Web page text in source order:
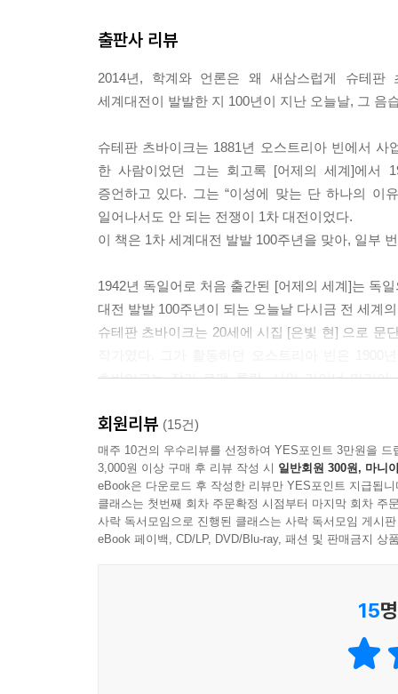
출판사 리뷰
2014년, 학계와 언론은 왜 새삼스럽게 슈테
세계대전이 발발한 지 100년이 지난 오늘날, 그 음
슈테판 츠바이크는 1881년 오스트리아 빈에서
한 사람이었던 그는 회고록 [어제의 세계]에서
증언하고 있다. 그는 “이성에 맞는 단 하나의 이
일어나서도 안 되는 전쟁이 1차 대전이었다.
이 책은 1차 세계대전 발발 100주년을 맞아, 일부
1942년 독일어로 처음 출간된 [어제의 세계]는 독
대전 발발 100주년이 되는 오늘날 다시금 전 세계
슈테판 츠바이크는 20세에 시집 [은빛 현] 으로 문
츠바이크는 작가 로맹 롤랑, 시인 라이너 마리
그려냈다.
불행하게도 철저한 자유주의자이며 평화주의자
정착했다. 그는 어떻게 머나먼 이국땅에서 아무
진실의 한 조각이라도 전하고 싶은것이 그의 목
위대함의 일면을 엿볼 수 있다.
성취의 비밀을 보았다. 그 순간 나의 전 생애를 위
회원리뷰 (15건)
매주 10건의 우수리뷰를 선정하여 YES포인트 3만원을 드
3,000원 이상 구매 후 리뷰 작성 시 일반회원 300원, 마니
eBook은 다운로드 후 작성한 리뷰만 YES포인트 지급됩니
클래스는 첫번째 회차 주문확정 시점부터 마지막 회차 주
사락 독서모임으로 진행된 클래스는 사락 독서모임 게시
eBook 페이백, CD/LP, DVD/Blu-ray, 패션 및 판매금지 상
15